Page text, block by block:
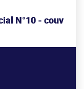
N°10 - couv